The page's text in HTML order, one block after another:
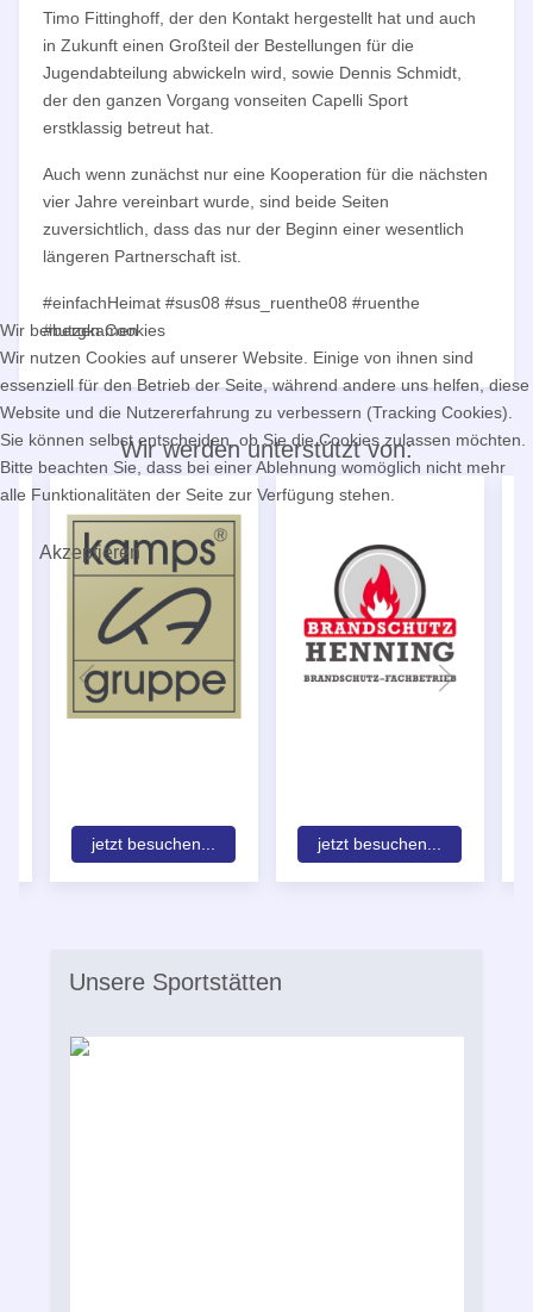
Timo Fittinghoff, der den Kontakt hergestellt hat und auch
in Zukunft einen Großteil der Bestellungen für die
Jugendabteilung abwickeln wird, sowie Dennis Schmidt,
der den ganzen Vorgang vonseiten Capelli Sport
erstklassig betreut hat.
Auch wenn zunächst nur eine Kooperation für die nächsten
vier Jahre vereinbart wurde, sind beide Seiten
zuversichtlich, dass das nur der Beginn einer wesentlich
längeren Partnerschaft ist.
#einfachHeimat #sus08 #sus_ruenthe08 #ruenthe
#bergkamen
Wir werden unterstützt von:
jetzt besuchen... jetzt besuchen...
Unsere Sportstätten
Wir benutzen Cookies
Wir nutzen Cookies auf unserer Website. Einige von ihnen sind
essenziell für den Betrieb der Seite, während andere uns helfen, diese
Website und die Nutzererfahrung zu verbessern (Tracking Cookies).
Sie können selbst entscheiden, ob Sie die Cookies zulassen möchten.
Bitte beachten Sie, dass bei einer Ablehnung womöglich nicht mehr
alle Funktionalitäten der Seite zur Verfügung stehen.
Akzeptieren